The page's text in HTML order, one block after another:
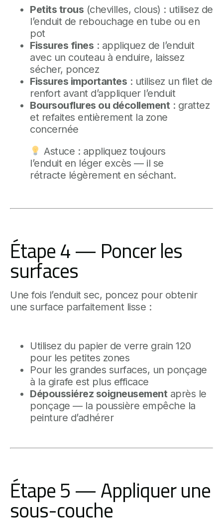
Petits trous (chevilles, clous) : utilisez de
l’enduit de rebouchage en tube ou en
pot
Fissures fines : appliquez de l’enduit
avec un couteau à enduire, laissez
sécher, poncez
Fissures importantes : utilisez un filet de
renfort avant d’appliquer l’enduit
Boursouflures ou décollement: grattez
et refaites entièrement la zone
concernée
Astuce : appliquez toujours
l’enduit en léger excès — il se
rétracte légèrement en séchant.
Étape 4 — Poncer les
surfaces
Une fois l’enduit sec, poncez pour obtenir
une surface parfaitement lisse :
Utilisez du papier de verre grain 120
pour les petites zones
Pour les grandes surfaces, un ponçage
à la girafe est plus efficace
Dépoussiérez soigneusementaprès le
ponçage — la poussière empêche la
peinture d’adhérer
Étape 5 — Appliquer une
sous-couche